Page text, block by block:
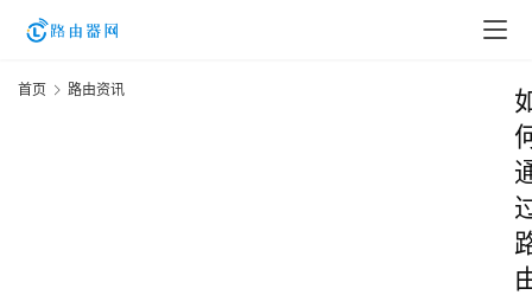
首页 路由资讯